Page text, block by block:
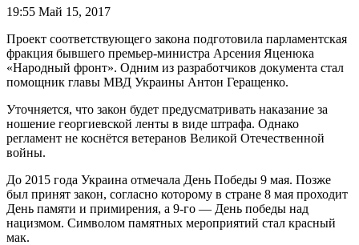
19:55 Май 15, 2017
Проект соответствующего закона подготовила парламентская
фракция бывшего премьер-министра Арсения Яценюка
«Народный фронт». Одним из разработчиков документа стал
помощник главы МВД Украины Антон Геращенко.
Уточняется, что закон будет предусматривать наказание за
ношение георгиевской ленты в виде штрафа. Однако
регламент не коснётся ветеранов Великой Отечественной
войны.
До 2015 года Украина отмечала День Победы 9 мая. Позже
был принят закон, согласно которому в стране 8 мая проходит
День памяти и примирения, а 9-го — День победы над
нацизмом. Символом памятных мероприятий стал красный
мак.